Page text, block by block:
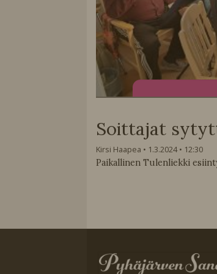
Soittajat
Kirsi Haapea 1.3.2024
12:30
Paikallinen Tulenliekki